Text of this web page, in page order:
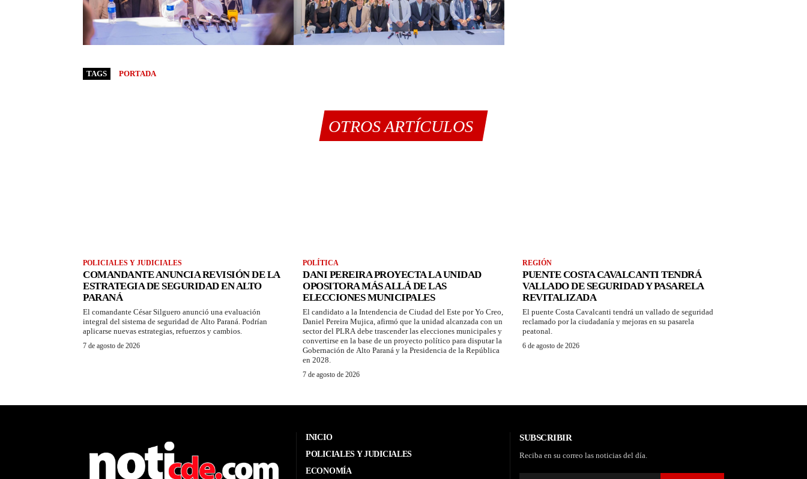
TAGS PORTADA
OTROS ARTÍCULOS
POLICIALES Y JUDICIALES
COMANDANTE ANUNCIA REVISIÓN DE LA
ESTRATEGIA DE SEGURIDAD EN ALTO
PARANÁ
El comandante César Silguero anunció una evaluación
integral del sistema de seguridad de Alto Paraná. Podrían
aplicarse nuevas estrategias, refuerzos y cambios.
7 de agosto de 2026
POLÍTICA
DANI PEREIRA PROYECTA LA UNIDAD
OPOSITORA MÁS ALLÁ DE LAS
ELECCIONES MUNICIPALES
El candidato a la Intendencia de Ciudad del Este por Yo Creo,
Daniel Pereira Mujica, afirmó que la unidad alcanzada con un
sector del PLRA debe trascender las elecciones municipales y
convertirse en la base de un proyecto político para disputar la
Gobernación de Alto Paraná y la Presidencia de la República
en 2028.
7 de agosto de 2026
REGIÓN
PUENTE COSTA CAVALCANTI TENDRÁ
VALLADO DE SEGURIDAD Y PASARELA
REVITALIZADA
El puente Costa Cavalcanti tendrá un vallado de seguridad
reclamado por la ciudadanía y mejoras en su pasarela
peatonal.
6 de agosto de 2026
INICIO
POLICIALES Y JUDICIALES
ECONOMÍA
SUBSCRIBIR
Reciba en su correo las noticias del día.